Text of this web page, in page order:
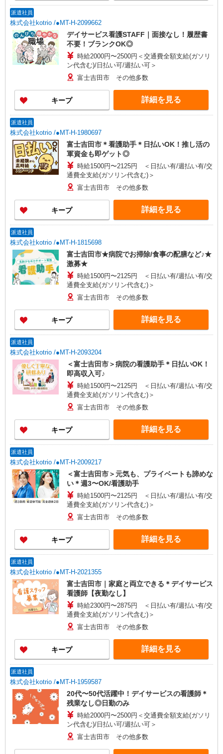
派遣社員
株式会社kotrio /●MT-H-2099662
デイサービス看護STAFF｜面接なし！履歴書
不要！ブランクOK◎
時給2000円〜2500円＜交通費全額支給(ガソリ
ン代含む)/日払い可/週払い可＞
富士吉田市 その他多数
キープ 詳細を見る
派遣社員
株式会社kotrio /●MT-H-1980697
富士吉田市＊看護助手＊日払いOK！推し活の
軍資金も即ゲット◎
時給1500円〜2125円 ＜日払い有/週払い有/交
通費全支給(ガソリン代含む)＞
富士吉田市 その他多数
キープ 詳細を見る
派遣社員
株式会社kotrio /●MT-H-1815698
富士吉田市★病院でお掃除/食事の配膳など♪★
激募★
時給1500円〜2125円 ＜日払い有/週払い有/交
通費全支給(ガソリン代含む)＞
富士吉田市 その他多数
キープ 詳細を見る
派遣社員
株式会社kotrio /●MT-H-2093204
＜富士吉田市＞病院の看護助手＊日払いOK！
即高収入可♪
時給1500円〜2125円 ＜日払い有/週払い有/交
通費全支給(ガソリン代含む)＞
富士吉田市 その他多数
キープ 詳細を見る
派遣社員
株式会社kotrio /●MT-H-2009217
＜富士吉田市＞元気も、プライベートも諦めな
い＊週3〜OK/看護助手
時給1500円〜2125円 ＜日払い有/週払い有/交
通費全支給(ガソリン代含む)＞
富士吉田市 その他多数
キープ 詳細を見る
派遣社員
株式会社kotrio /●MT-H-2021355
富士吉田市｜家庭と両立できる＊デイサービス
看護師【夜勤なし】
時給2300円〜2875円 ＜日払い有/週払い有/交
通費全支給(ガソリン代含む)＞
富士吉田市 その他多数
キープ 詳細を見る
派遣社員
株式会社kotrio /●MT-H-1959587
20代〜50代活躍中！デイサービスの看護師＊
残業なし◎日勤のみ
時給2000円〜2500円＜交通費全額支給(ガソリ
ン代含む)/日払い可/週払い可＞
富士吉田市 その他多数